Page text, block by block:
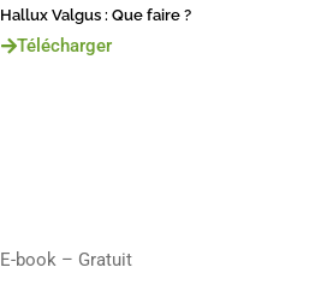
Hallux Valgus : Que faire ?
Télécharger
E-book – Gratuit